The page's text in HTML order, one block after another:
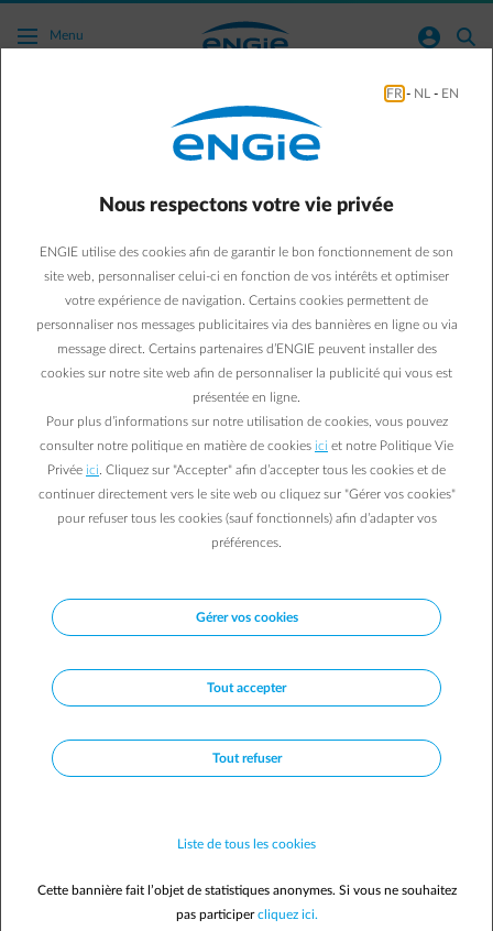
Acc�der au contenu principal
Menu normal-account-circle search
Puis-je recevoir mes factures par e-mail ?
privilégions la facturation électronique !
Vous avez le choix entretrois solutions:
Vous recevez vos factures par e-mail au format PDF.
application Energy Bill
dans votre Customer Area dès que
de nouvelles factures sont disponibles.
Gérez vos gros volumes de factures via l'intégration
comptable.
Cliquez sur le bouton ci-dessous pour introduire votre demande via
les adresses e-mail auxquelles vous voulez recevoir les factures. Nos
collaborateurs traiteront votre demande dans les 5 jours ouvrables.
Je veux recevoir mes factures électroniques à une autre
FR - NL - EN
Nous respectons votre vie privée
ENGIE utilise des cookies afin de garantir le bon fonctionnement de son
site web, personnaliser celui-ci en fonction de vos intérêts et optimiser
votre expérience de navigation. Certains cookies permettent de
personnaliser nos messages publicitaires via des bannières en ligne ou via
message direct. Certains partenaires d’ENGIE peuvent installer des
cookies sur notre site web afin de personnaliser la publicité qui vous est
présentée en ligne.
Pour plus d’informations sur notre utilisation de cookies, vous pouvez
consulter notre politique en matière de cookies ici et notre Politique Vie
Privée ici . Cliquez sur "Accepter" afin d’accepter tous les cookies et de
continuer directement vers le site web ou cliquez sur "Gérer vos cookies"
pour refuser tous les cookies (sauf fonctionnels) afin d’adapter vos
préférences.
Gérer vos cookies
Tout accepter
Tout refuser
Liste de tous les cookies
Cette bannière fait l’objet de statistiques anonymes. Si vous ne souhaitez
pas participercliquez ici.